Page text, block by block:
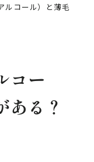
ルコール）と薄毛
コー
ある？